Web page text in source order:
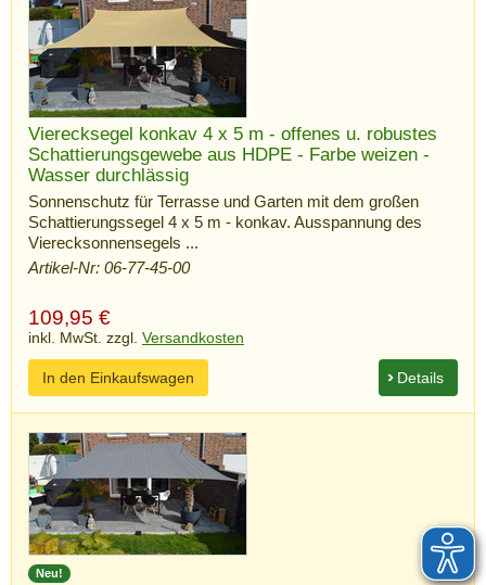
Vierecksegel konkav 4 x 5 m - offenes u. robustes
Schattierungsgewebe aus HDPE - Farbe weizen -
Wasser durchlässig
Sonnenschutz für Terrasse und Garten mit dem großen
Schattierungssegel 4 x 5 m - konkav. Ausspannung des
Vierecksonnensegels ...
Artikel-Nr: 06-77-45-00
109,95 €
inkl. MwSt. zzgl. Versandkosten
Details
In den Einkaufswagen
Neu!